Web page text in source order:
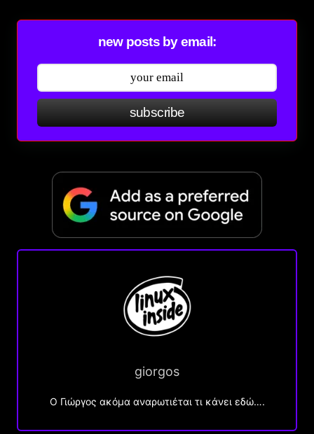
new posts by email:
subscribe
giorgos
Ο Γιώργος ακόμα αναρωτιέται τι κάνει εδώ….